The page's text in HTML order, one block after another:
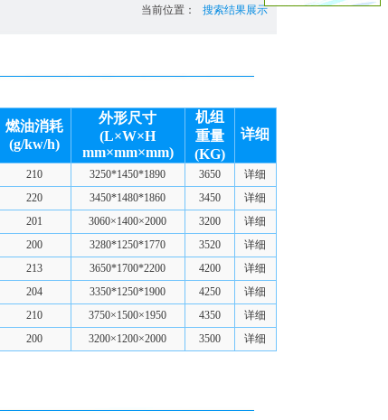
当前位置： 搜索结果展示
燃油消耗
(g/kw/h)
外形尺寸
(L×W×H
mm×mm×mm)
机组
重量
(KG)
详细
210 3250*1450*1890 3650
详细
220 3450*1480*1860 3450
详细
201 3060×1400×2000 3200
详细
200 3280*1250*1770 3520
详细
213 3650*1700*2200 4200
详细
204 3350*1250*1900 4250
详细
210 3750×1500×1950 4350
详细
200 3200×1200×2000 3500 详细